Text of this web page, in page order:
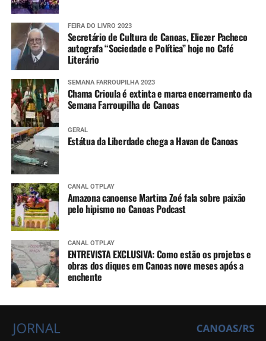
FEIRA DO LIVRO 2023
Secretário de Cultura de Canoas, Eliezer Pacheco
autografa “Sociedade e Política” hoje no Café
Literário
SEMANA FARROUPILHA 2023
Chama Crioula é extinta e marca encerramento da
Semana Farroupilha de Canoas
GERAL
Estátua da Liberdade chega a Havan de Canoas
CANAL OTPLAY
Amazona canoense Martina Zoé fala sobre paixão
pelo hipismo no Canoas Podcast
CANAL OTPLAY
ENTREVISTA EXCLUSIVA: Como estão os projetos e
obras dos diques em Canoas nove meses após a
enchente